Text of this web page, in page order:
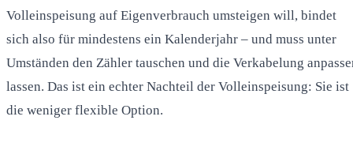
Volleinspeisung auf Eigenverbrauch umsteigen will, bindet
sich also für mindestens ein Kalenderjahr – und muss unter
Umständen den Zähler tauschen und die Verkabelung
lassen. Das ist ein echter Nachteil der Volleinspeisung: Sie ist
die weniger flexible Option.